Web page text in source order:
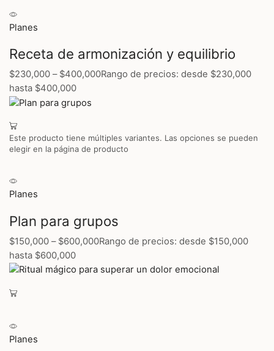
Planes
Receta de armonización y equilibrio
$230,000 – $400,000Rango de precios: desde $230,000
hasta $400,000
Este producto tiene múltiples variantes. Las opciones se pueden
elegir en la página de producto
Planes
Plan para grupos
$150,000 – $600,000Rango de precios: desde $150,000
hasta $600,000
Planes